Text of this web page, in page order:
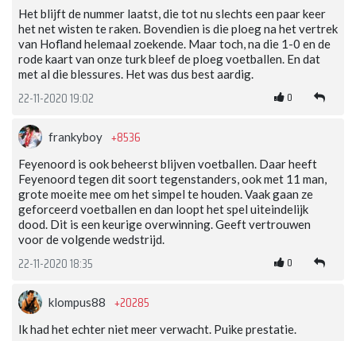
Het blijft de nummer laatst, die tot nu slechts een paar keer
het net wisten te raken. Bovendien is die ploeg na het vertrek
van Hofland helemaal zoekende. Maar toch, na die 1-0 en de
rode kaart van onze turk bleef de ploeg voetballen. En dat
met al die blessures. Het was dus best aardig.
22-11-2020 19:02 0
frankyboy +8536
Feyenoord is ook beheerst blijven voetballen. Daar heeft
Feyenoord tegen dit soort tegenstanders, ook met 11 man,
grote moeite mee om het simpel te houden. Vaak gaan ze
geforceerd voetballen en dan loopt het spel uiteindelijk
dood. Dit is een keurige overwinning. Geeft vertrouwen
voor de volgende wedstrijd.
22-11-2020 18:35 0
klompus88 +20285
Ik had het echter niet meer verwacht. Puike prestatie.